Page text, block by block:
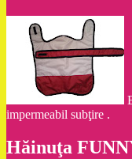
impermeabil subţire .
Hăinuţa